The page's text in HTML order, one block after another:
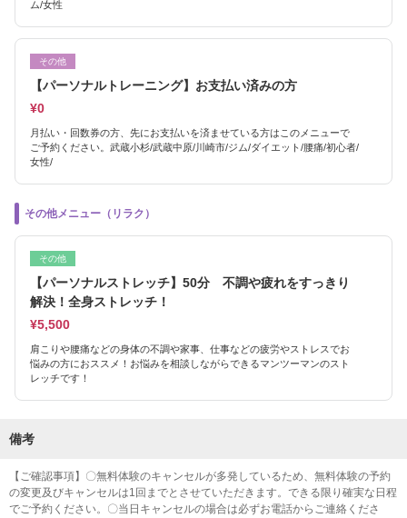
ム/女性
その他
【パーソナルトレーニング】お支払い済みの方
¥0
月払い・回数券の方、先にお支払いを済ませている方はこのメニューで
ご予約ください。武蔵小杉/武蔵中原/川崎市/ジム/ダイエット/腰痛/初心者/
女性/
その他メニュー（リラク）
その他
【パーソナルストレッチ】50分 不調や疲れをすっきり
解決！全身ストレッチ！
¥5,500
肩こりや腰痛などの身体の不調や家事、仕事などの疲労やストレスでお
悩みの方におススメ！お悩みを相談しながらできるマンツーマンのスト
レッチです！
備考
【ご確認事項】〇無料体験のキャンセルが多発しているため、無料体験の予約
の変更及びキャンセルは1回までとさせていただきます。できる限り確実な日程
でご予約ください。〇当日キャンセルの場合は必ずお電話からご連絡くださ